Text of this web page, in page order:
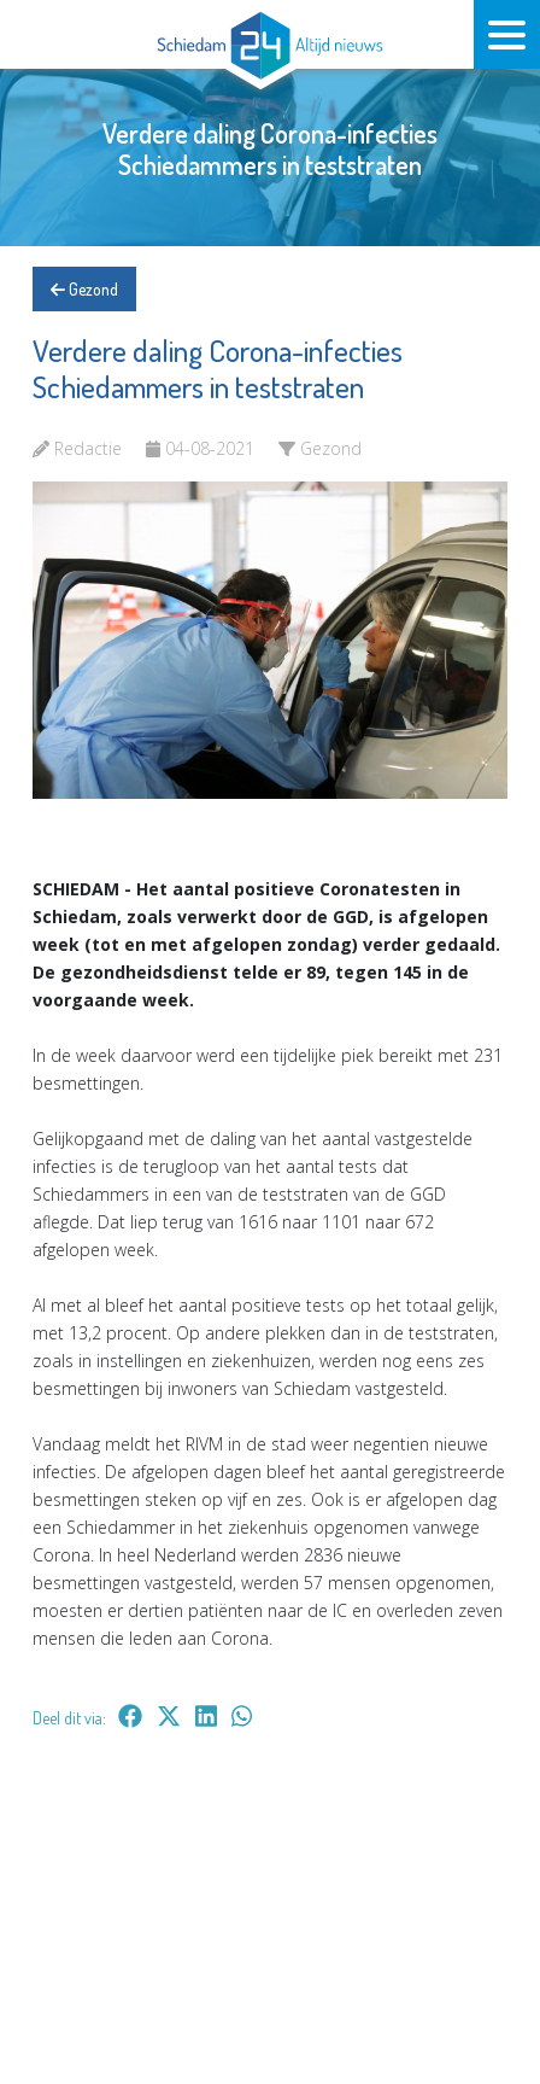
Verdere daling Corona-infecties
Schiedammers in teststraten
Gezond
Verdere daling Corona-infecties
Schiedammers in teststraten
Redactie 04-08-2021 Gezond
SCHIEDAM - Het aantal positieve Coronatesten in
Schiedam, zoals verwerkt door de GGD, is afgelopen
week (tot en met afgelopen zondag) verder gedaald.
De gezondheidsdienst telde er 89, tegen 145 in de
voorgaande week.
In de week daarvoor werd een tijdelijke piek bereikt met 231
besmettingen.
Gelijkopgaand met de daling van het aantal vastgestelde
infecties is de terugloop van het aantal tests dat
Schiedammers in een van de teststraten van de GGD
aflegde. Dat liep terug van 1616 naar 1101 naar 672
afgelopen week.
Al met al bleef het aantal positieve tests op het totaal gelijk,
met 13,2 procent. Op andere plekken dan in de teststraten,
zoals in instellingen en ziekenhuizen, werden nog eens zes
besmettingen bij inwoners van Schiedam vastgesteld.
Vandaag meldt het RIVM in de stad weer negentien nieuwe
infecties. De afgelopen dagen bleef het aantal geregistreerde
besmettingen steken op vijf en zes. Ook is er afgelopen dag
een Schiedammer in het ziekenhuis opgenomen vanwege
Corona. In heel Nederland werden 2836 nieuwe
besmettingen vastgesteld, werden 57 mensen opgenomen,
moesten er dertien patiënten naar de IC en overleden zeven
mensen die leden aan Corona.
Deel dit via: